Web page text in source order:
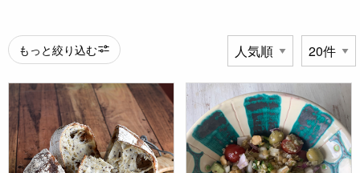
もっと絞り込む